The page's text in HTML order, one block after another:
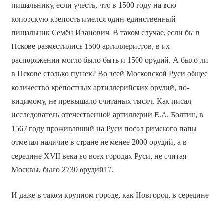
пищальнику, если учесть, что в 1500 году на всю
копорскую крепость имелся один-единственный
пищальник Семён Иванович. В таком случае, если бы в
Пскове разместились 1500 артиллеристов, в их
распоряжении могло было быть и 1500 орудий. А было ли
в Пскове столько пушек? Во всей Московской Руси общее
количество крепостных артиллерийских орудий, по-
видимому, не превышало считаных тысяч. Как писал
исследователь отечественной артиллерии Е.А. Болтин, в
1567 году проживавший на Руси посол римского папы
отмечал наличие в стране не менее 2000 орудий, а в
середине XVII века во всех городах Руси, не считая
Москвы, было 2730 орудий17.
И даже в таком крупном городе, как Новгород, в середине